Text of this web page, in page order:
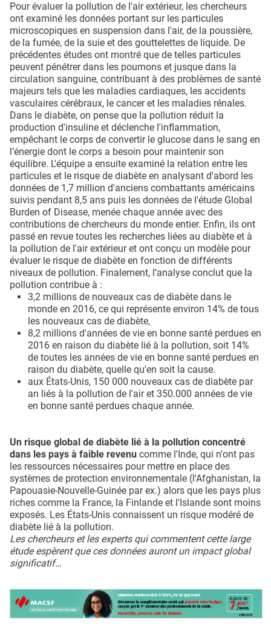
Pour évaluer la pollution de l'air extérieur, les chercheurs
ont examiné les données portant sur les particules
microscopiques en suspension dans l'air, de la poussière,
de la fumée, de la suie et des gouttelettes de liquide. De
précédentes études ont montré que de telles particules
peuvent pénétrer dans les poumons et jusque dans la
circulation sanguine, contribuant à des problèmes de santé
majeurs tels que les maladies cardiaques, les accidents
vasculaires cérébraux, le cancer et les maladies rénales.
Dans le diabète, on pense que la pollution réduit la
production d'insuline et déclenche l'inflammation,
empêchant le corps de convertir le glucose dans le sang en
l’énergie dont le corps a besoin pour maintenir son
équilibre. L'équipe a ensuite examiné la relation entre les
particules et le risque de diabète en analysant d'abord les
données de 1,7 million d'anciens combattants américains
suivis pendant 8,5 ans puis les données de l'étude Global
Burden of Disease, menée chaque année avec des
contributions de chercheurs du monde entier. Enfin, ils ont
passé en revue toutes les recherches liées au diabète et à
la pollution de l'air extérieur et ont conçu un modèle pour
évaluer le risque de diabète en fonction de différents
niveaux de pollution. Finalement, l’analyse conclut que la
pollution contribue à :
3,2 millions de nouveaux cas de diabète dans le
monde en 2016, ce qui représente environ 14% de tous
les nouveaux cas de diabète,
8,2 millions d'années de vie en bonne santé perdues en
2016 en raison du diabète lié à la pollution, soit 14%
de toutes les années de vie en bonne santé perdues en
raison du diabète, quelle qu'en soit la cause.
aux États-Unis, 150 000 nouveaux cas de diabète par
an liés à la pollution de l'air et 350.000 années de vie
en bonne santé perdues chaque année.
Un risque global de diabète lié à la pollution concentré
dans les pays à faible revenu comme l'Inde, qui n'ont pas
les ressources nécessaires pour mettre en place des
systèmes de protection environnementale (l'Afghanistan, la
Papouasie-Nouvelle-Guinée par ex.) alors que les pays plus
riches comme la France, la Finlande et l'Islande sont moins
exposés. Les États-Unis connaissent un risque modéré de
diabète lié à la pollution.
Les chercheurs et les experts qui commentent cette large
étude espèrent que ces données auront un impact global
significatif…